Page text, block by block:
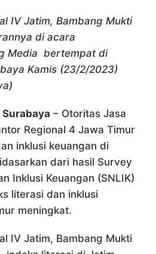
IV Jatim, Bambang Mukti
di acara
Media bertempat di
Kamis (23/2/2023)
Surabaya – Otoritas Jasa
Regional 4 Jawa Timur
inklusi keuangan di
dari hasil Survey
Inklusi Keuangan (SNLIK)
literasi dan inklusi
meningkat.
IV Jatim, Bambang Mukti